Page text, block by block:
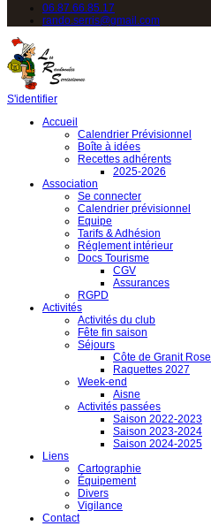
06.87.66.85.17
rando.serris@gmail.com
S'identifier
Accueil
Calendrier Prévisionnel
Boîte à idées
Recettes adhérents
2025-2026
Association
Se connecter
Calendrier prévisionnel
Equipe
Tarifs & Adhésion
Réglement intérieur
Docs Tourisme
CGV
Assurances
RGPD
Activités
Activités du club
Fête fin saison
Séjours
Côte de Granit Rose
Raquettes 2027
Week-end
Aisne
Activités passées
Saison 2022-2023
Saison 2023-2024
Saison 2024-2025
Liens
Cartographie
Équipement
Divers
Vigilance
Contact